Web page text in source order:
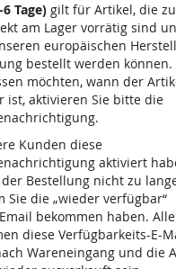
Tage) gilt für Artikel, die
am Lager vorrätig sind
europäischen
bestellt werden können.
möchten, wann der
ist, aktivieren Sie bitte die
Kunden diese
aktiviert
Bestellung nicht zu
Sie die „wieder verfügbar“
bekommen haben. Alle
diese Verfügbarkeits-E-
Wareneingang und die